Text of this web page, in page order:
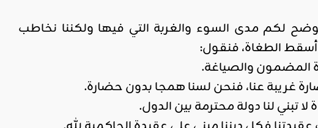
لكم مدى السوء والغربة التي فيها ولكننا نخاطب
أسقط الطغاة، فنقول:
المضمون والصياغة.
غريبة عنا، فنحن لسنا همجا بدون حضارة.
لا تبني لنا دولة محترمة بين الدول.